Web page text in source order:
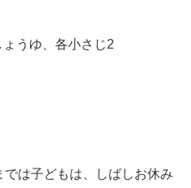
うゆ、各小さじ2
は子どもは、しばしお休み